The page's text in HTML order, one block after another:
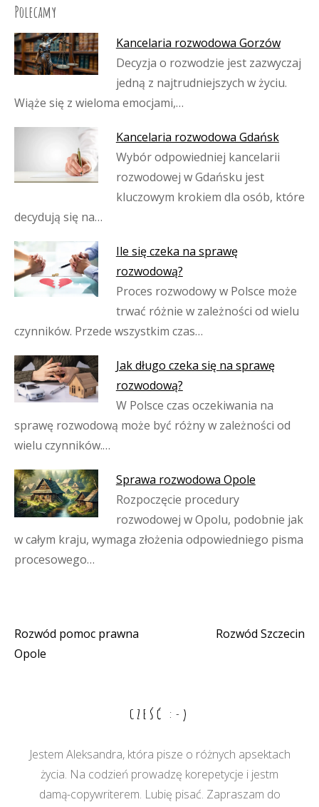
Polecamy
Kancelaria rozwodowa Gorzów
Decyzja o rozwodzie jest zazwyczaj
jedną z najtrudniejszych w życiu.
Wiąże się z wieloma emocjami,…
Kancelaria rozwodowa Gdańsk
Wybór odpowiedniej kancelarii
rozwodowej w Gdańsku jest
kluczowym krokiem dla osób, które
decydują się na…
Ile się czeka na sprawę
rozwodową?
Proces rozwodowy w Polsce może
trwać różnie w zależności od wielu
czynników. Przede wszystkim czas…
Jak długo czeka się na sprawę
rozwodową?
W Polsce czas oczekiwania na
sprawę rozwodową może być różny w zależności od
wielu czynników.…
Sprawa rozwodowa Opole
Rozpoczęcie procedury
rozwodowej w Opolu, podobnie jak
w całym kraju, wymaga złożenia odpowiedniego pisma
procesowego…
Nawigacja
Rozwód pomoc prawna
Opole
Rozwód Szczecin
CZEŚĆ :-)
Jestem Aleksandra, która pisze o różnych apsektach
życia. Na codzień prowadzę korepetycje i jestm
damą-copywriterem. Lubię pisać. Zapraszam do